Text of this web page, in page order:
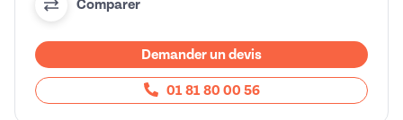
Comparer
Demander un devis
01 81 80 00 56